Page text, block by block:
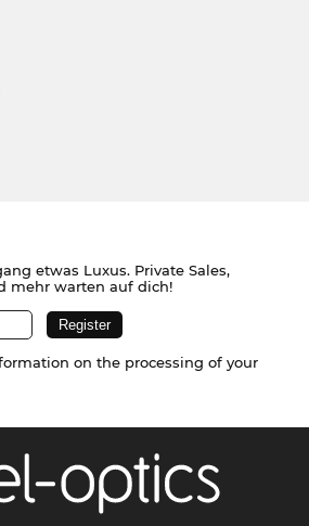
etwas Luxus. Private Sales,
mehr warten auf dich!
on the processing of your